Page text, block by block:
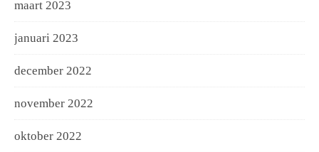
maart 2023
januari 2023
december 2022
november 2022
oktober 2022